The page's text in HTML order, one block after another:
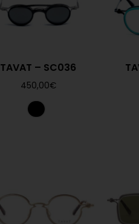
TAVAT – SC036
450,00€